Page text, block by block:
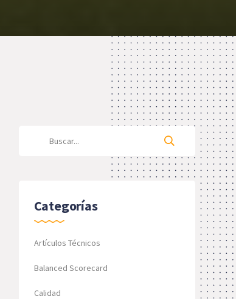
Categorías
Artículos Técnicos
Balanced Scorecard
Calidad